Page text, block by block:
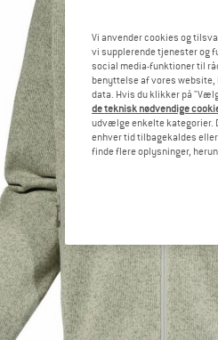
Vi anvender cookies og
vi supplerende tjenester og
social media-funktioner til
benyttelse af vores
data. Hvis du klikker på
de teknisk nødvendige
udvælge enkelte kategorier.
enhver tid tilbagekaldes
finde flere oplysninger,